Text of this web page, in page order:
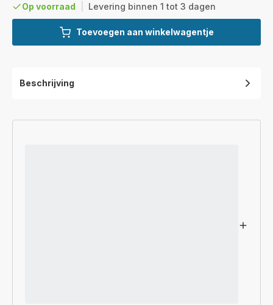
Op voorraad Levering binnen 1 tot 3 dagen
Toevoegen aan winkelwagentje
Beschrijving